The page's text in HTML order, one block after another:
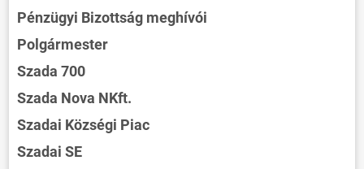
Pénzügyi Bizottság meghívói
Polgármester
Szada 700
Szada Nova NKft.
Szadai Községi Piac
Szadai SE